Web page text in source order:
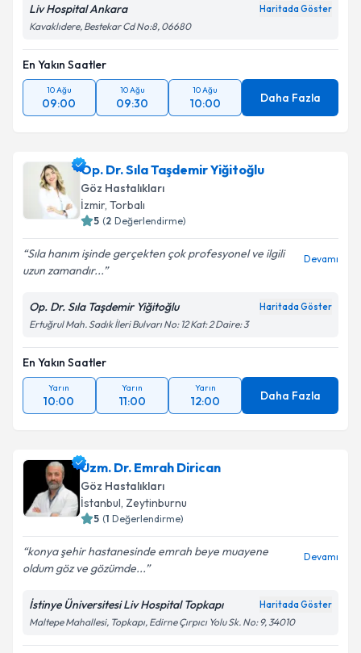
Liv Hospital Ankara Haritada Göster
Kavaklıdere, Bestekar Cd No:8, 06680
En Yakın Saatler
10 Ağu
09:00
10 Ağu
09:30
10 Ağu
10:00 Daha Fazla
Op. Dr. Sıla Taşdemir Yiğitoğlu
Göz Hastalıkları
İzmir, Torbalı
5 (2 Değerlendirme)
Sıla hanım işinde gerçekten çok profesyonel ve ilgili
uzun zamandır...
Devamı
Op. Dr. Sıla Taşdemir Yiğitoğlu Haritada Göster
Ertuğrul Mah. Sadık İleri Bulvarı No: 12 Kat: 2 Daire: 3
En Yakın Saatler
Yarın
10:00
Yarın
11:00
Yarın
12:00 Daha Fazla
Uzm. Dr. Emrah Dirican
Göz Hastalıkları
İstanbul, Zeytinburnu
5 (1 Değerlendirme)
konya şehir hastanesinde emrah beye muayene
oldum göz ve gözümde...
Devamı
İstinye Üniversitesi Liv Hospital Topkapı Haritada Göster
Maltepe Mahallesi, Topkapı, Edirne Çırpıcı Yolu Sk. No: 9, 34010